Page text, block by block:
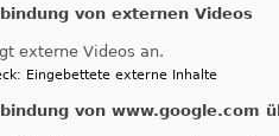
angekündigte
von externen Videos
externe Videos an.
: Eingebettete externe Inhalte
von www.google.com